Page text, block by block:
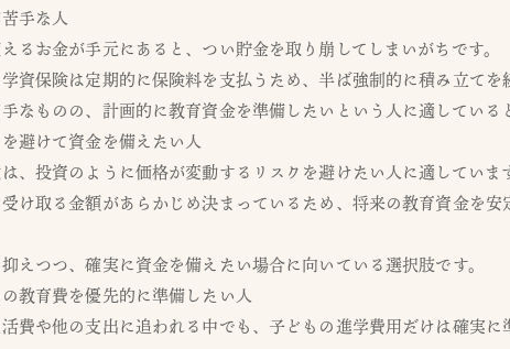
手な人
るお金が手元にあると、つい貯金を取り崩してしまいがちです。
資保険は定期的に保険料を支払うため、半ば強制的に積み立てを
なものの、計画的に教育資金を準備したいという人に適している
避けて資金を備えたい人
、投資のように価格が変動するリスクを避けたい人に適しています
け取る金額があらかじめ決まっているため、将来の教育資金を安
えつつ、確実に資金を備えたい場合に向いている選択肢です。
教育費を優先的に準備したい人
費や他の支出に追われる中でも、子どもの進学費用だけは確実に